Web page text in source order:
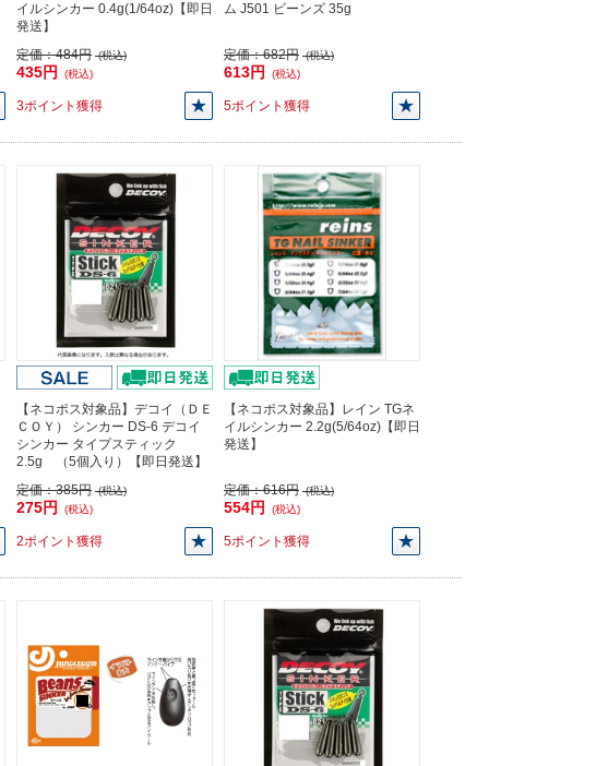
イルシンカー 0.4g(1/64oz)【即日
発送】
定価：484円 (税込)
435円 (税込)
3ポイント獲得
ム J501 ビーンズ 35g
定価：682円 (税込)
613円 (税込)
5ポイント獲得
【ネコポス対象品】デコイ（ＤＥ
ＣＯＹ） シンカー DS-6 デコイ
シンカー タイプスティック
2.5g （5個入り）【即日発送】
定価：385円 (税込)
275円 (税込)
2ポイント獲得
【ネコポス対象品】レイン TGネ
イルシンカー 2.2g(5/64oz)【即日
発送】
定価：616円 (税込)
554円 (税込)
5ポイント獲得